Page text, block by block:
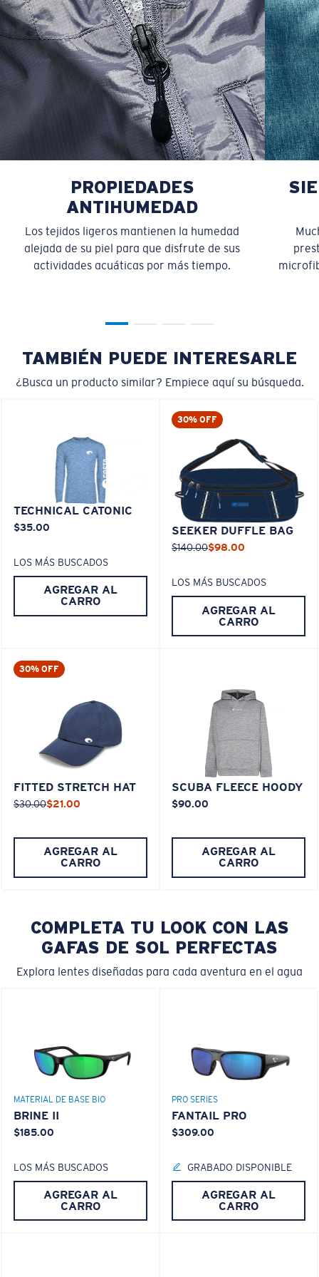
PROPIEDADES
ANTIHUMEDAD
Los tejidos ligeros mantienen la humedad
alejada de su piel para que disfrute de sus
actividades acuáticas por más tiempo.
TAMBIÉN PUEDE INTERESARLE
¿Busca un producto similar? Empiece aquí su búsqueda.
TECHNICAL CATONIC
$35.00
LOS MÁS BUSCADOS
AGREGAR AL
CARRO
30% OFF
SEEKER DUFFLE BAG
$140.00$98.00
LOS MÁS BUSCADOS
AGREGAR AL
CARRO
30% OFF
FITTED STRETCH HAT
$30.00$21.00
AGREGAR AL
CARRO
SCUBA FLEECE HOODY
$90.00
AGREGAR AL
CARRO
COMPLETA TU LOOK CON LAS
GAFAS DE SOL PERFECTAS
Explora lentes diseñadas para cada aventura en el agua
MATERIAL DE BASE BIO
BRINE II
$185.00
LOS MÁS BUSCADOS
AGREGAR AL
CARRO
PRO SERIES
FANTAIL PRO
$309.00
GRABADO DISPONIBLE
AGREGAR AL
CARRO